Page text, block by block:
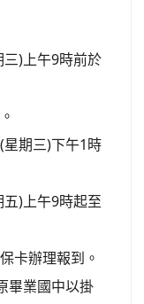
)上午9時前於
期三)下午1時
)上午9時起至
卡辦理報到。
畢業國中以掛